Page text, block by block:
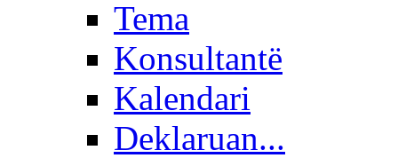
Tema
Konsultantë
Kalendari
Deklaruan...